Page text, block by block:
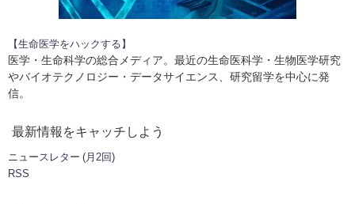
【生命医学をハックする】
医学・生命科学の総合メディア。最近の生命医科学・生物医学研究
やバイオテクノロジー・データサイエンス、研究留学を中心に発
信。
最新情報をキャッチしよう
ニュースレター (月2回)
RSS